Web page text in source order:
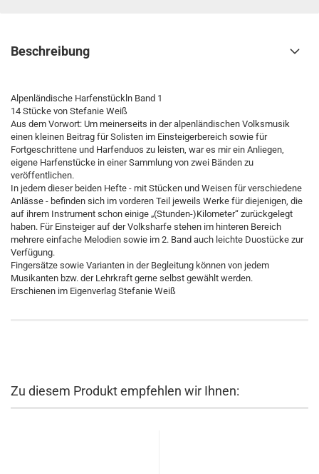
Beschreibung
Alpenländische Harfenstückln Band 1
14 Stücke von Stefanie Weiß
Aus dem Vorwort: Um meinerseits in der alpenländischen Volksmusik
einen kleinen Beitrag für Solisten im Einsteigerbereich sowie für
Fortgeschrittene und Harfenduos zu leisten, war es mir ein Anliegen,
eigene Harfenstücke in einer Sammlung von zwei Bänden zu
veröffentlichen.
In jedem dieser beiden Hefte - mit Stücken und Weisen für verschiedene
Anlässe - befinden sich im vorderen Teil jeweils Werke für diejenigen, die
auf ihrem Instrument schon einige „(Stunden-)Kilometer“ zurückgelegt
haben. Für Einsteiger auf der Volksharfe stehen im hinteren Bereich
mehrere einfache Melodien sowie im 2. Band auch leichte Duostücke zur
Verfügung.
Fingersätze sowie Varianten in der Begleitung können von jedem
Musikanten bzw. der Lehrkraft gerne selbst gewählt werden.
Erschienen im Eigenverlag Stefanie Weiß
Zu diesem Produkt empfehlen wir Ihnen: